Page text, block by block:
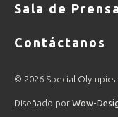
Sala de Prensa
Contáctanos
© 2026 Special Olympics
Diseñado por Wow-